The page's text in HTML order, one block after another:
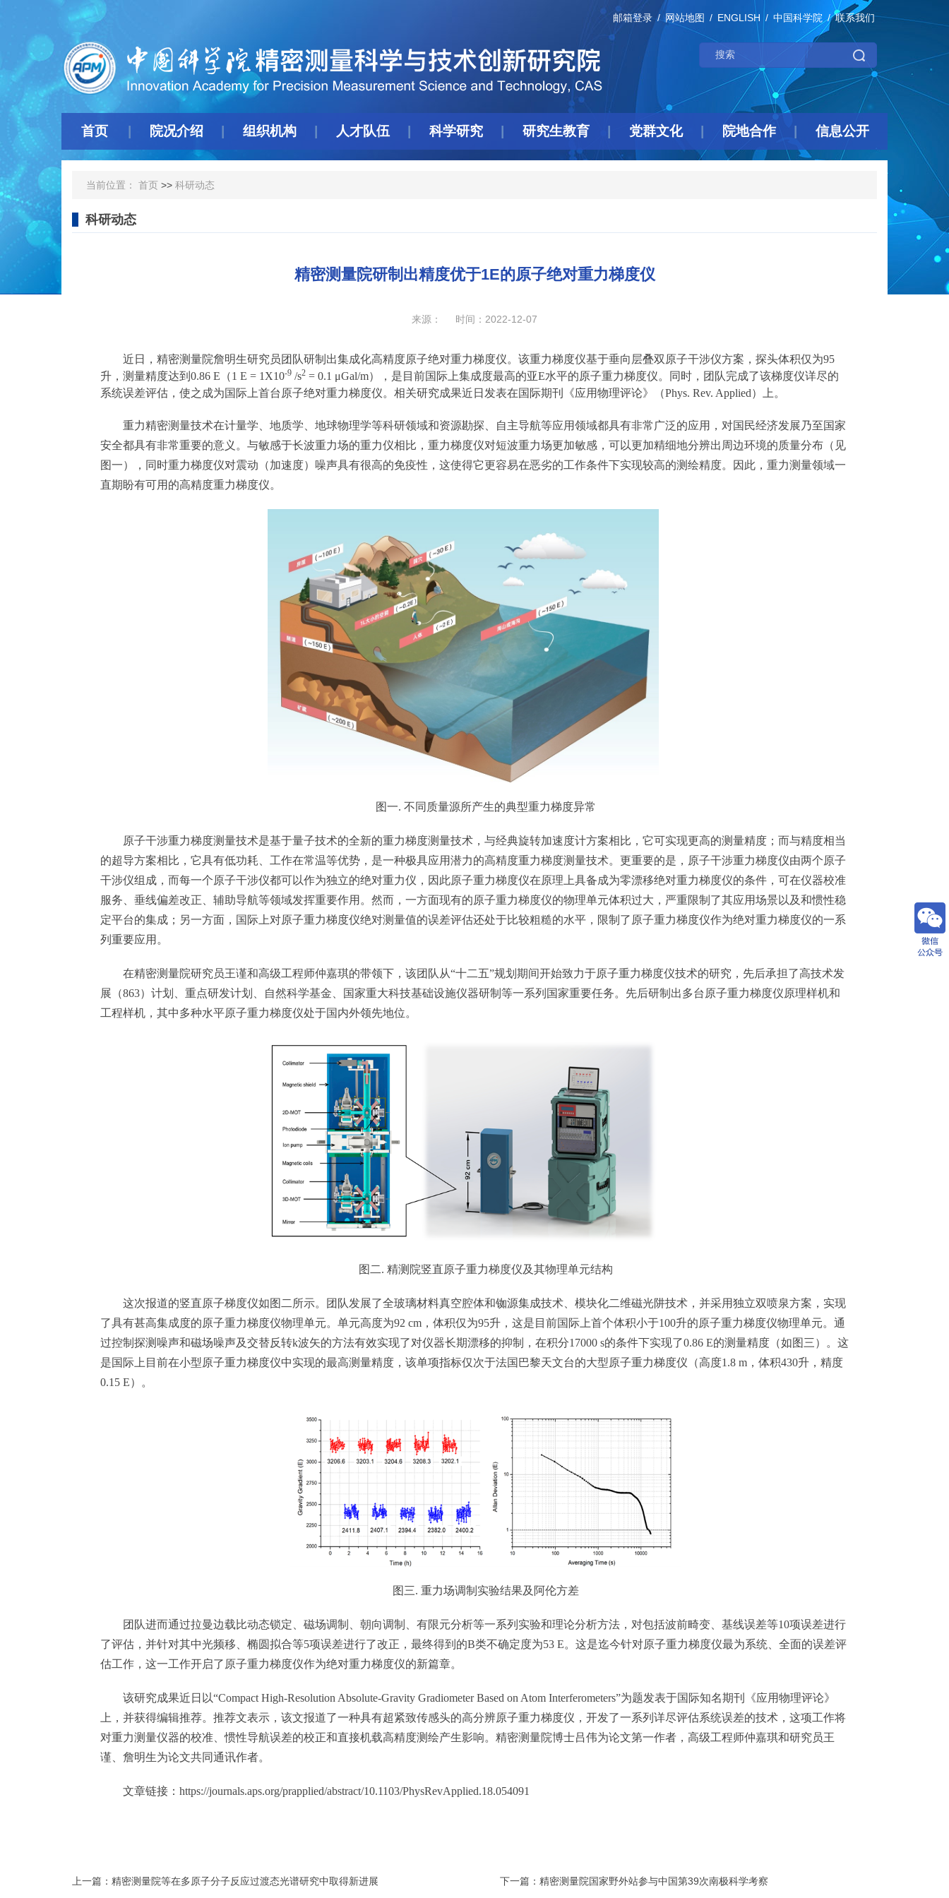
邮箱登录 网站地图 ENGLISH 中国科学院 联系我们
首页 院况介绍 组织机构 人才队伍 科学研究 研究生教育 党群文化 院地合作 信息公开
当前位置： 首页 >> 科研动态
科研动态
精密测量院研制出精度优于1E的原子绝对重力梯度仪
来源： 时间：2022-12-07
近日，精密测量院詹明生研究员团队研制出集成化高精度原子绝对重力梯度仪。该重力梯度仪基于垂向层叠双原子干涉仪方案，探头体积仅为95
升，测量精度达到0.86 E（1 E = 1X10-9 /s2 = 0.1 μGal/m），是目前国际上集成度最高的亚E水平的原子重力梯度仪。同时，团队完成了该梯度仪详尽的
系统误差评估，使之成为国际上首台原子绝对重力梯度仪。相关研究成果近日发表在国际期刊《应用物理评论》（Phys. Rev. Applied）上。
重力精密测量技术在计量学、地质学、地球物理学等科研领域和资源勘探、自主导航等应用领域都具有非常广泛的应用，对国民经济发展乃至国家
安全都具有非常重要的意义。与敏感于长波重力场的重力仪相比，重力梯度仪对短波重力场更加敏感，可以更加精细地分辨出周边环境的质量分布（见
图一），同时重力梯度仪对震动（加速度）噪声具有很高的免疫性，这使得它更容易在恶劣的工作条件下实现较高的测绘精度。因此，重力测量领域一
直期盼有可用的高精度重力梯度仪。
图一. 不同质量源所产生的典型重力梯度异常
原子干涉重力梯度测量技术是基于量子技术的全新的重力梯度测量技术，与经典旋转加速度计方案相比，它可实现更高的测量精度；而与精度相当
的超导方案相比，它具有低功耗、工作在常温等优势，是一种极具应用潜力的高精度重力梯度测量技术。更重要的是，原子干涉重力梯度仪由两个原子
干涉仪组成，而每一个原子干涉仪都可以作为独立的绝对重力仪，因此原子重力梯度仪在原理上具备成为零漂移绝对重力梯度仪的条件，可在仪器校准
服务、垂线偏差改正、辅助导航等领域发挥重要作用。然而，一方面现有的原子重力梯度仪的物理单元体积过大，严重限制了其应用场景以及和惯性稳
定平台的集成；另一方面，国际上对原子重力梯度仪绝对测量值的误差评估还处于比较粗糙的水平，限制了原子重力梯度仪作为绝对重力梯度仪的一系
列重要应用。
在精密测量院研究员王谨和高级工程师仲嘉琪的带领下，该团队从“十二五”规划期间开始致力于原子重力梯度仪技术的研究，先后承担了高技术发
展（863）计划、重点研发计划、自然科学基金、国家重大科技基础设施仪器研制等一系列国家重要任务。先后研制出多台原子重力梯度仪原理样机和
工程样机，其中多种水平原子重力梯度仪处于国内外领先地位。
图二. 精测院竖直原子重力梯度仪及其物理单元结构
这次报道的竖直原子梯度仪如图二所示。团队发展了全玻璃材料真空腔体和铷源集成技术、模块化二维磁光阱技术，并采用独立双喷泉方案，实现
了具有甚高集成度的原子重力梯度仪物理单元。单元高度为92 cm，体积仅为95升，这是目前国际上首个体积小于100升的原子重力梯度仪物理单元。通
过控制探测噪声和磁场噪声及交替反转k波矢的方法有效实现了对仪器长期漂移的抑制，在积分17000 s的条件下实现了0.86 E的测量精度（如图三）。这
是国际上目前在小型原子重力梯度仪中实现的最高测量精度，该单项指标仅次于法国巴黎天文台的大型原子重力梯度仪（高度1.8 m，体积430升，精度
0.15 E）。
图三. 重力场调制实验结果及阿伦方差
团队进而通过拉曼边载比动态锁定、磁场调制、朝向调制、有限元分析等一系列实验和理论分析方法，对包括波前畸变、基线误差等10项误差进行
了评估，并针对其中光频移、椭圆拟合等5项误差进行了改正，最终得到的B类不确定度为53 E。这是迄今针对原子重力梯度仪最为系统、全面的误差评
估工作，这一工作开启了原子重力梯度仪作为绝对重力梯度仪的新篇章。
该研究成果近日以“Compact High-Resolution Absolute-Gravity Gradiometer Based on Atom Interferometers”为题发表于国际知名期刊《应用物理评论》
上，并获得编辑推荐。推荐文表示，该文报道了一种具有超紧致传感头的高分辨原子重力梯度仪，开发了一系列详尽评估系统误差的技术，这项工作将
对重力测量仪器的校准、惯性导航误差的校正和直接机载高精度测绘产生影响。精密测量院博士吕伟为论文第一作者，高级工程师仲嘉琪和研究员王
谨、詹明生为论文共同通讯作者。
文章链接：https://journals.aps.org/prapplied/abstract/10.1103/PhysRevApplied.18.054091
上一篇：精密测量院等在多原子分子反应过渡态光谱研究中取得新进展 下一篇：精密测量院国家野外站参与中国第39次南极科学考察